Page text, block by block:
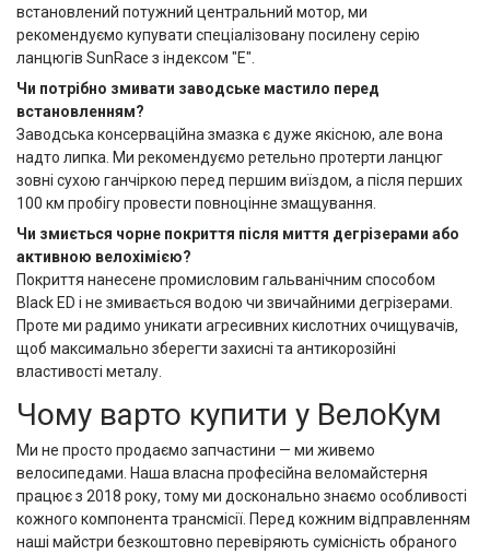
встановлений потужний центральний мотор, ми
рекомендуємо купувати спеціалізовану посилену серію
ланцюгів SunRace з індексом "E".
Чи потрібно змивати заводське мастило перед
встановленням?
Заводська консерваційна змазка є дуже якісною, але вона
надто липка. Ми рекомендуємо ретельно протерти ланцюг
зовні сухою ганчіркою перед першим виїздом, а після перших
100 км пробігу провести повноцінне змащування.
Чи змиється чорне покриття після миття дегрізерами або
активною велохімією?
Покриття нанесене промисловим гальванічним способом
Black ED і не змивається водою чи звичайними дегрізерами.
Проте ми радимо уникати агресивних кислотних очищувачів,
щоб максимально зберегти захисні та антикорозійні
властивості металу.
Чому варто купити у ВелоКум
Ми не просто продаємо запчастини — ми живемо
велосипедами. Наша власна професійна веломайстерня
працює з 2018 року, тому ми досконально знаємо особливості
кожного компонента трансмісії. Перед кожним відправленням
наші майстри безкоштовно перевіряють сумісність обраного